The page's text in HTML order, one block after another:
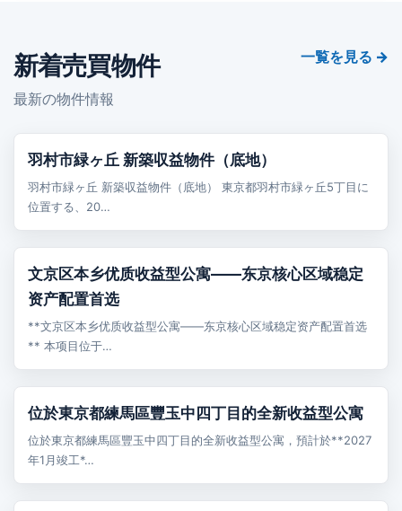
新着売買物件
最新の物件情報
一覧を見る →
売買
羽村市緑ヶ丘 新築収益物件（底地）
羽村市緑ヶ丘 新築収益物件（底地） 東京都羽村市緑ヶ丘5丁目に
位置する、20…
売買
文京区本乡优质收益型公寓——东京核心区域稳定
资产配置首选
**文京区本乡优质收益型公寓——东京核心区域稳定资产配置首选
** 本项目位于…
売買
位於東京都練馬區豐玉中四丁目的全新收益型公寓
位於東京都練馬區豐玉中四丁目的全新收益型公寓，預計於**2027
年1月竣工*…